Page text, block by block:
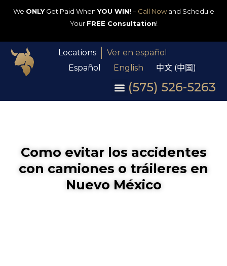
We ONLYGet Paid WhenYOU WIN! – Call Nowand Schedule
Your FREE Consultation!
Locations
Ver en español
Español
English 中文 (中国)
(575) 526-5263
Como evitar los accidentes
con camiones o tráileres en
Nuevo México